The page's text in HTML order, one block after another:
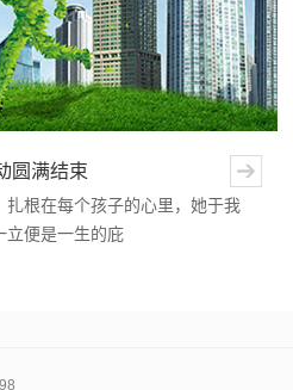
圆满结束
根在每个孩子的心里，她于我
立便是一生的庇